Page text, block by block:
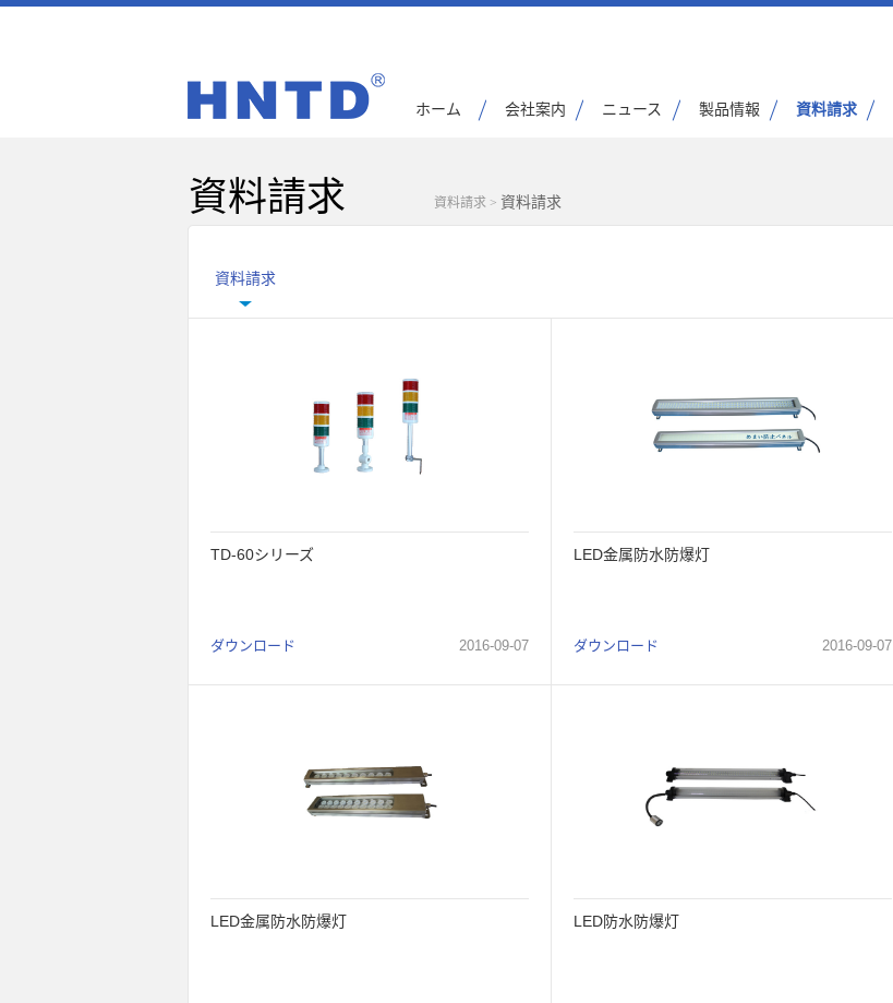
ホーム 会社案内 ニュース 製品情報 資料請求
資料請求 資料請求 > 資料請求
資料請求
TD-60シリーズ
2016-09-07
ダウンロード
LED金属防水防爆灯
2016-09-07
ダウンロード
LED金属防水防爆灯 LED防水防爆灯